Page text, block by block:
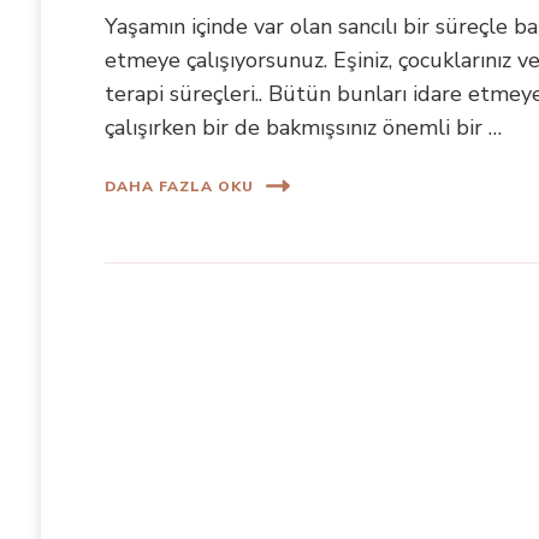
Yaşamın içinde var olan sancılı bir süreçle
etmeye çalışıyorsunuz. Eşiniz, çocuklarınız ve
terapi süreçleri.. Bütün bunları idare
çalışırken bir de bakmışsınız önemli bir …
DAHA FAZLA OKU